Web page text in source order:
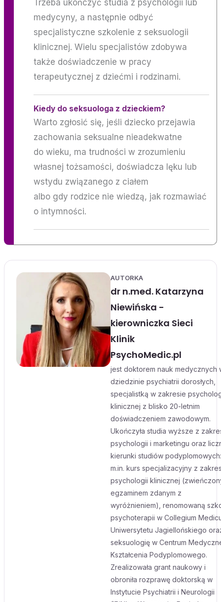
Trzeba ukończyć studia z psychologii lub
medycyny, a następnie odbyć
specjalistyczne szkolenie z seksuologii
klinicznej. Wielu specjalistów zdobywa
także doświadczenie w pracy
terapeutycznej z dziećmi i rodzinami.
Kiedy do seksuologa z dzieckiem?
Warto zgłosić się, jeśli dziecko przejawia
zachowania seksualne nieadekwatne
do wieku, ma trudności w zrozumieniu
własnej tożsamości, doświadcza lęku lub
wstydu związanego z ciałem
albo gdy rodzice nie wiedzą, jak rozmawiać
o intymności.
AUTORKA
dr n.med. Katarzyna
Niewińska -
kierowniczka Sieci
Klinik
PsychoMedic.pl
jest doktorem nauk medycznych
dziedzinie psychiatrii dorosłych,
specjalistką w zakresie
klinicznej z blisko 20-letnim
doświadczeniem zawodowym.
Ukończyła studia wyższe z
psychologii i marketingu oraz
kierunki studiów podyplomowych:
m.in. kurs specjalizacyjny z
psychologii klinicznej
egzaminem zdanym z
wyróżnieniem), renomowaną
psychoterapii w Collegium
Uniwersytetu Jagiellońskiego
seksuologię w Centrum
Kształcenia Podyplomowego.
Zrealizowała grant naukowy i
obroniła rozprawę doktorską w
Instytucie Psychiatrii i Neurologii